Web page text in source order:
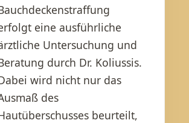
eine ausführliche
Untersuchung und
durch Dr. Koliussis.
wird nicht nur das
des
beurteilt,